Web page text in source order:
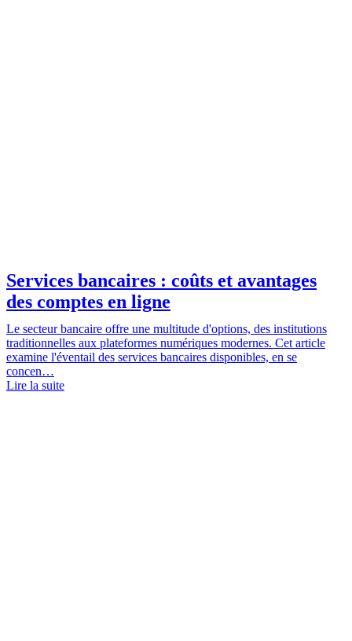
Services bancaires : coûts et avantages
des comptes en ligne
Le secteur bancaire offre une multitude d'options, des institutions
traditionnelles aux plateformes numériques modernes. Cet article
examine l'éventail des services bancaires disponibles, en se
concen…
Lire la suite